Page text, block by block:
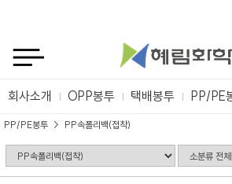
회사소개 OPP봉투 택배봉투 PP/PE
PP/PE봉투 PP속폴리백(접착)